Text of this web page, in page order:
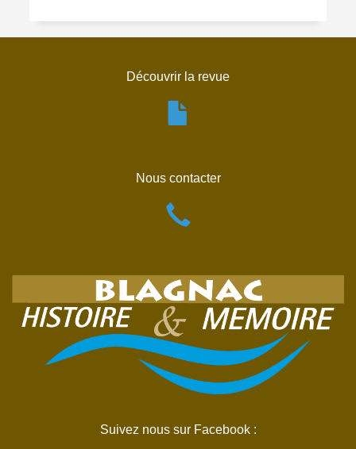
Découvrir la revue
Nous contacter
Suivez nous sur Facebook :